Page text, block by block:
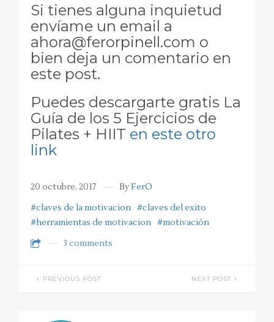
Si tienes alguna inquietud
envíame un email a
ahora@ferorpinell.com o
bien deja un comentario en
este post.
Puedes descargarte gratis La
Guía de los 5 Ejercicios de
Pilates + HIIT en este otro
link
20 octubre, 2017 ByFerO
#claves de la motivacion #claves del exito
#herramientas de motivacion #motivación
3 comments
PREVIOUS POST NEXT POST